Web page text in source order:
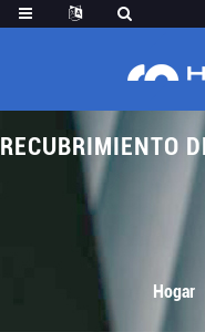
RECUBRIMIENTO
Hogar